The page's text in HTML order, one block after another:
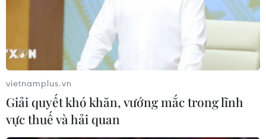
vietnamplus.vn
Giải quyết khó khăn, vướng mắc trong lĩnh
vực thuế và hải quan